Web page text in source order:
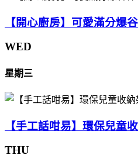
【開心廚房】可愛滿分爆
WED
星期三
【手工話咁易】環保兒童
THU